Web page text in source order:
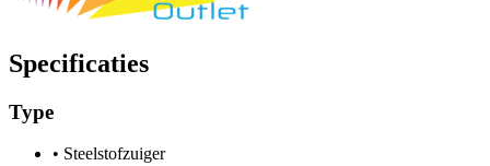
Specificaties
Type
• Steelstofzuiger